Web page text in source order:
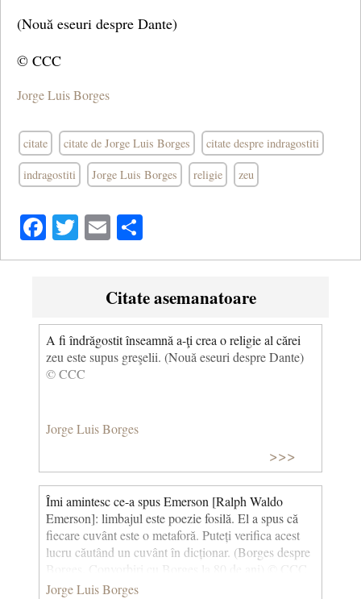
(Nouă eseuri despre Dante)
© CCC
Jorge Luis Borges
citate citate de Jorge Luis Borges citate despre indragostiti
indragostiti Jorge Luis Borges religie zeu
Facebook
Twitter
Email
Citate asemanatoare
A fi îndrăgostit înseamnă a-ţi crea o religie al cărei
zeu este supus greşelii. (Nouă eseuri despre Dante)
© CCC
Jorge Luis Borges
>>>
Îmi amintesc ce-a spus Emerson [Ralph Waldo
Emerson]: limbajul este poezie fosilă. El a spus că
fiecare cuvânt este o metaforă. Puteți verifica acest
lucru căutând un cuvânt în dicționar. (Borges despre
Borges. Convorbiri cu Borges la 80 de ani) © CCC
Jorge Luis Borges